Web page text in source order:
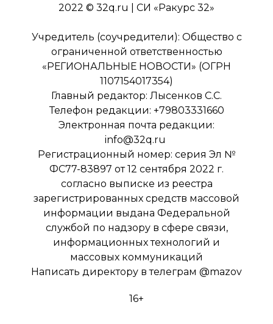
2022 © 32q.ru | СИ «Ракурс 32»
Учредитель (соучредители): Общество с
ограниченной ответственностью
«РЕГИОНАЛЬНЫЕ НОВОСТИ» (ОГРН
1107154017354)
Главный редактор: Лысенков С.С.
Телефон редакции: +79803331660
Электронная почта редакции:
info@32q.ru
Регистрационный номер: серия Эл №
ФС77-83897 от 12 сентября 2022 г.
согласно выписке из реестра
зарегистрированных средств массовой
информации выдана Федеральной
службой по надзору в сфере связи,
информационных технологий и
массовых коммуникаций
Написать директору в телеграм @mazov
16+